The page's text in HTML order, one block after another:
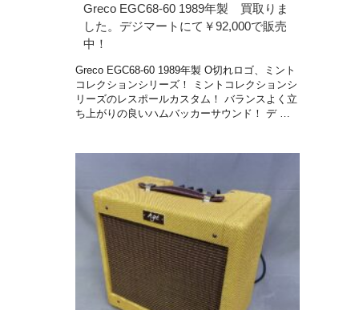
Greco EGC68-60 1989年製 買取りま
した。デジマートにて￥92,000で販売
中！
Greco EGC68-60 1989年製 O切れロゴ、ミント
コレクションシリーズ！ ミントコレクションシ
リーズのレスポールカスタム！ バランスよく立
ち上がりの良いハムバッカーサウンド！ デ …